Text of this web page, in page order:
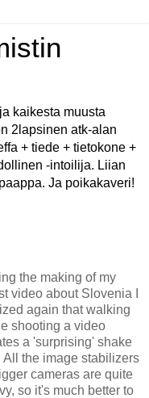
kaikesta muusta
2lapsinen atk-alan
+ tiede + tietokone +
-intoilija. Liian
Ja poikakaveri!
the making of my
video about Slovenia I
again that walking
shooting a video
a 'surprising' shake
All the image stabilizers
cameras are quite
so it's much better to